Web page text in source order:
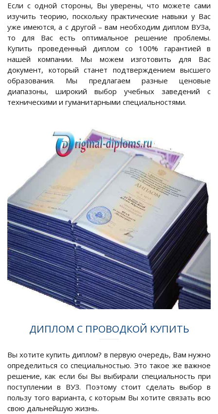
Если с одной стороны, Вы уверены, что можете сами
изучить теорию, поскольку практические навыки у Вас
уже имеются, а с другой – вам необходим диплом ВУЗа,
то для Вас есть оптимальное решение проблемы.
Купить проведенный диплом со 100% гарантией в
нашей компании. Мы можем изготовить для Вас
документ, который станет подтверждением высшего
образования. Мы предлагаем разные ценовые
диапазоны, широкий выбор учебных заведений с
техническими и гуманитарными специальностями.
ДИПЛОМ С ПРОВОДКОЙ КУПИТЬ
Вы хотите купить диплом? в первую очередь, Вам нужно
определиться со специальностью. Это такое же важное
решение, как если бы Вы выбирали специальность при
поступлении в ВУЗ. Поэтому стоит сделать выбор в
пользу того варианта, с которым Вы хотите связать всю
свою дальнейшую жизнь.